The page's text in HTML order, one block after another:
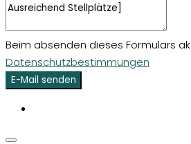
Beim absenden dieses Formulars
Datenschutzbestimmungen
E-Mail senden